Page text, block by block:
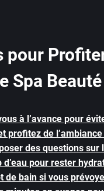
pour
Spa Beauté
à l’avance pour
profitez de
des questions
d’eau pour rester
de bain si vous